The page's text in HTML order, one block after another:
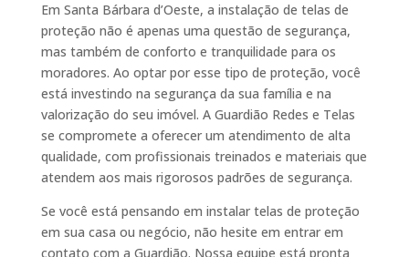
Em Santa Bárbara d’Oeste, a instalação de telas de
proteção não é apenas uma questão de segurança,
mas também de conforto e tranquilidade para os
moradores. Ao optar por esse tipo de proteção, você
está investindo na segurança da sua família e na
valorização do seu imóvel. A Guardião Redes e Telas
se compromete a oferecer um atendimento de alta
qualidade, com profissionais treinados e materiais que
atendem aos mais rigorosos padrões de segurança.
Se você está pensando em instalar telas de proteção
em sua casa ou negócio, não hesite em entrar em
contato com a Guardião. Nossa equipe está pronta